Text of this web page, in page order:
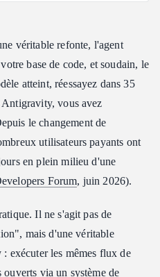
problème de quota Antigravity
une alternative au quota
alternative au quota
Antigravity dans vos outils
Antigravity dans Antigravity
véritable refonte, l'agent
base de code, et soudain, le
atteint, réessayez dans 35
vous avez
le changement de
utilisateurs payants ont
en plein milieu d'une
Forum, juin 2026).
Il ne s'agit pas de
mais d'une véritable
exécuter les mêmes flux de
ouverts via un système de